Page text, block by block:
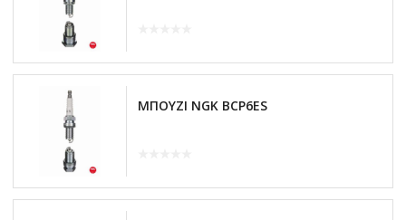
ΜΠΟΥΖΙ NGK BCP6ES